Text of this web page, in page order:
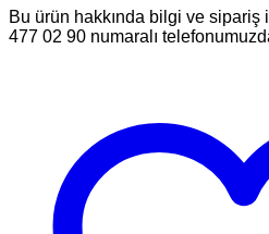
Bu ürün hakkında bilgi ve
477 02 90 numaralı